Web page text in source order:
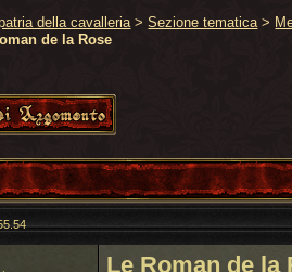
della cavalleria >Sezione tematica >
de la Rose
Le Roman de la